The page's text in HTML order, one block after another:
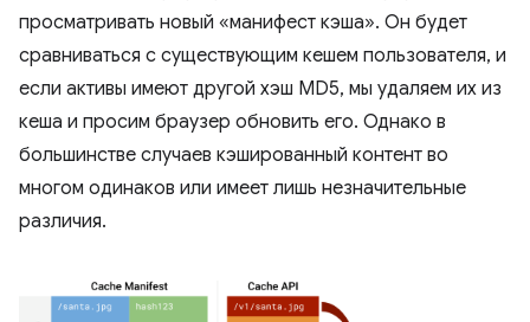
просматривать новый «манифест кэша». Он будет
сравниваться с существующим кешем пользователя, и
если активы имеют другой хэш MD5, мы удаляем их из
кеша и просим браузер обновить его. Однако в
большинстве случаев кэшированный контент во
многом одинаков или имеет лишь незначительные
различия.